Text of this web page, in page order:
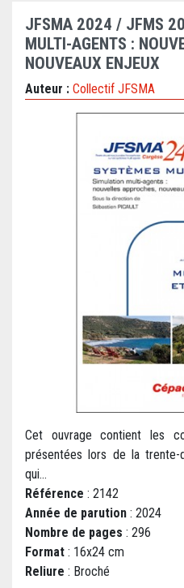
JFSMA 2024 / JFMS
MULTI-AGENTS :
NOUVEAUX ENJEUX
Auteur : Collectif JFSMA
Cet ouvrage contient les
présentées lors de la trente-
qui...
Référence : 2142
Année de parution : 2024
Nombre de pages : 296
Format : 16x24 cm
Reliure : Broché